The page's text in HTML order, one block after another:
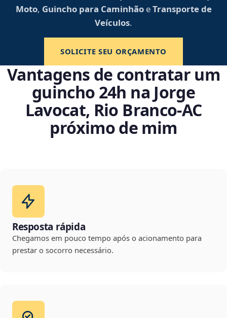
Moto, Guincho para CaminhãoeTransporte de
Veículos.
SOLICITE SEU ORÇAMENTO
Vantagens de contratar um
guincho 24h na Jorge
Lavocat, Rio Branco‑AC
próximo de mim
Resposta rápida
Chegamos em pouco tempo após o acionamento para
prestar o socorro necessário.